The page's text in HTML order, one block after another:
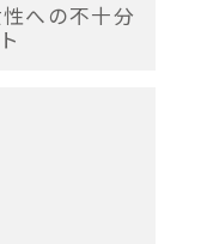
への不十分